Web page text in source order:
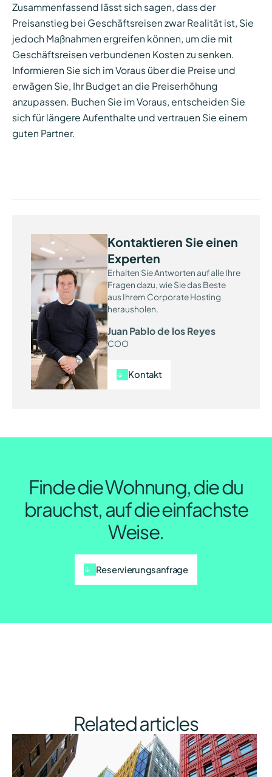
Zusammenfassend lässt sich sagen, dass der
Preisanstieg bei Geschäftsreisen zwar Realität ist, Sie
jedoch Maßnahmen ergreifen können, um die mit
Geschäftsreisen verbundenen Kosten zu senken.
Informieren Sie sich im Voraus über die Preise und
erwägen Sie, Ihr Budget an die Preiserhöhung
anzupassen. Buchen Sie im Voraus, entscheiden Sie
sich für längere Aufenthalte und vertrauen Sie einem
guten Partner.
Kontaktieren Sie einen
Experten
Erhalten Sie Antworten auf alle Ihre
Fragen dazu, wie Sie das Beste
aus Ihrem Corporate Hosting
herausholen.
Juan Pablo de los Reyes
COO
Kontakt
Finde die Wohnung, die du
brauchst, auf die einfachste
Weise.
Reservierungsanfrage
Related articles